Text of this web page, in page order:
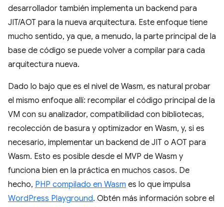
desarrollador también implementa un backend para
JIT/AOT para la nueva arquitectura. Este enfoque tiene
mucho sentido, ya que, a menudo, la parte principal de la
base de código se puede volver a compilar para cada
arquitectura nueva.
Dado lo bajo que es el nivel de Wasm, es natural probar
el mismo enfoque allí: recompilar el código principal de la
VM con su analizador, compatibilidad con bibliotecas,
recolección de basura y optimizador en Wasm, y, si es
necesario, implementar un backend de JIT o AOT para
Wasm. Esto es posible desde el MVP de Wasm y
funciona bien en la práctica en muchos casos. De
hecho, PHP compilado en Wasm es lo que impulsa
WordPress Playground. Obtén más información sobre el